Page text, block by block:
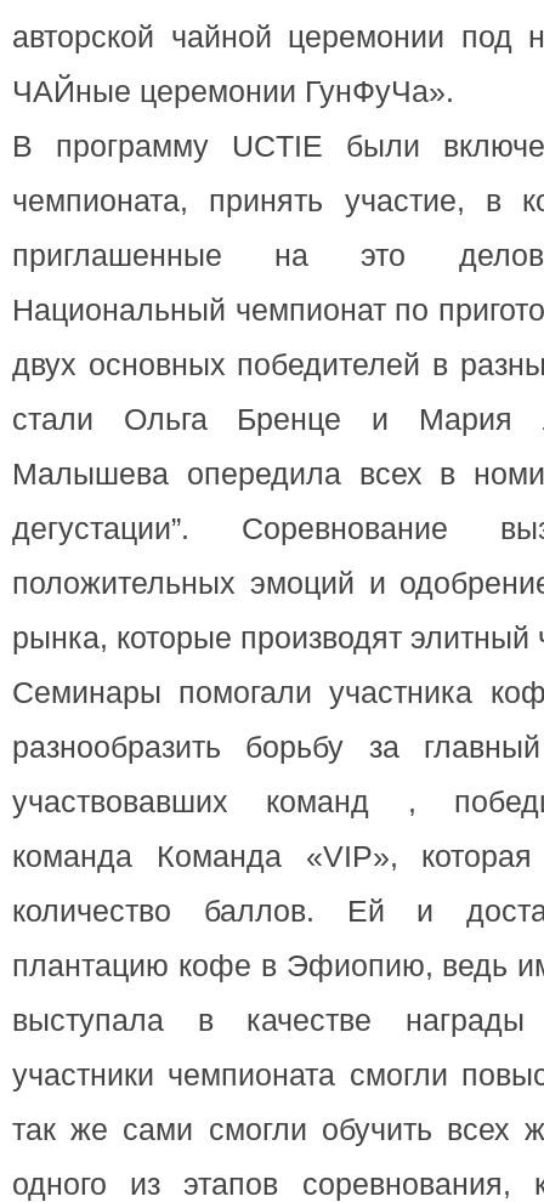
авторской чайной церемонии под
ЧАЙные церемонии ГунФуЧа».
В программу UCTIE были
чемпионата, принять участие, в
приглашенные на это
Национальный чемпионат по
двух основных победителей в
стали Ольга Бренце и Мария
Малышева опередила всех в
дегустации”. Соревнование
положительных эмоций и
рынка, которые производят элитный
Семинары помогали участника
разнообразить борьбу за
участвовавших команд ,
команда Команда «VIP»,
количество баллов. Ей и
плантацию кофе в Эфиопию, ведь
выступала в качестве
участники чемпионата смогли
так же сами смогли обучить всех
одного из этапов соревнования,